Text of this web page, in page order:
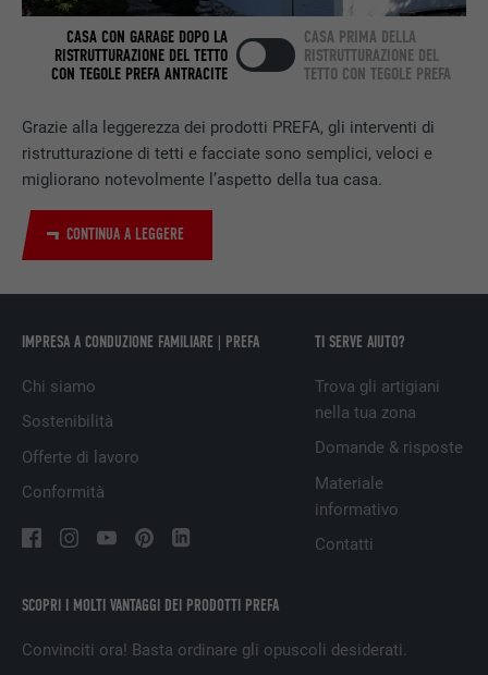
Grazie alla leggerezza dei prodotti PREFA, gli interventi di
ristrutturazione di tetti e facciate sono semplici, veloci e
migliorano notevolmente l’aspetto della tua casa.
CONTINUA A LEGGERE
CASA CON GARAGE DOPO LA
RISTRUTTURAZIONE DEL TETTO
CON TEGOLE PREFA ANTRACITE
CASA PRIMA DELLA
RISTRUTTURAZIONE DEL
TETTO CON TEGOLE PREFA
SCOPRI I MOLTI VANTAGGI DEI PRODOTTI PREFA
Convinciti ora! Basta ordinare gli opuscoli desiderati.
IMPRESA A CONDUZIONE FAMILIARE | PREFA
Chi siamo
Sostenibilità
Offerte di lavoro
Conformità
TI SERVE AIUTO?
Trova gli artigiani
nella tua zona
Domande & risposte
Materiale
informativo
Contatti
DECORSO 2 anni
SCOPO
Utilizzato dal servizio di social network
LinkedIn per il tracking dell’utilizzo di
NOME UserMatchHistory
PROVIDER LinkedIn
diversi siti web, per visualizzare annunci
pubblicitari rilevanti sulla base delle
SCOPO
LinkedIn per il tracking dell’utilizzo di